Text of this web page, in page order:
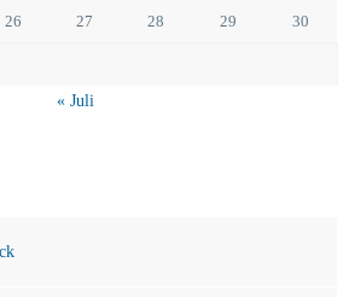
26 27 28 29 30
« Juli